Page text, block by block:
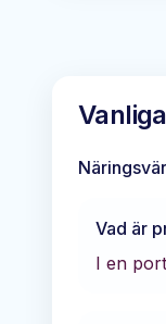
Vad är
I en